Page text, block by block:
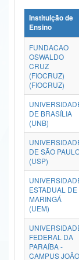
Ministério da Ciência,
Ministério do Meio
Ministério do Turismo
Ministério do
Controladoria-Geral da
Ministério da Mulher, da
Secretaria-Geral
Secretaria de Governo
Gabinete de Segurança
Advocacia-Geral da União
Banco Central do Brasil
Instituição de
Ensino
FUNDACAO
OSWALDO
CRUZ
(FIOCRUZ)
(FIOCRUZ)
DE BRASÍLIA
(UNB)
DE SÃO
(USP)
ESTADUAL DE
MARINGÁ
(UEM)
FEDERAL DA
PARAÍBA -
CAMPUS JOÃO